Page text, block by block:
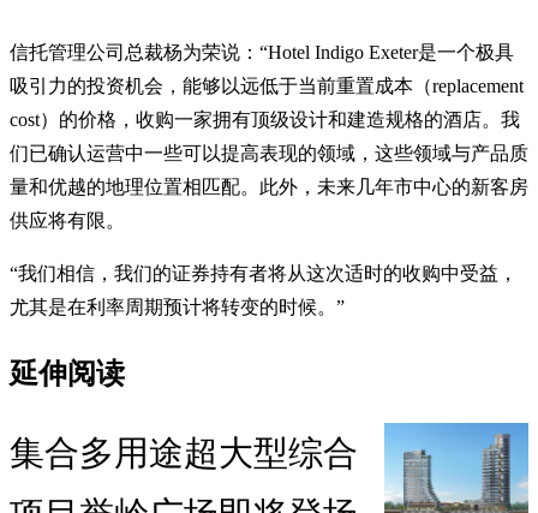
信托管理公司总裁杨为荣说：“Hotel Indigo Exeter是一个极具
吸引力的投资机会，能够以远低于当前重置成本（replacement
cost）的价格，收购一家拥有顶级设计和建造规格的酒店。我
们已确认运营中一些可以提高表现的领域，这些领域与产品质
量和优越的地理位置相匹配。此外，未来几年市中心的新客房
供应将有限。
“我们相信，我们的证券持有者将从这次适时的收购中受益，
尤其是在利率周期预计将转变的时候。”
延伸阅读
集合多用途超大型综合